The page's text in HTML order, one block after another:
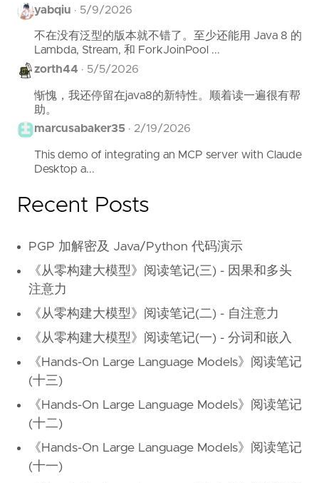
yabqiu · 5/9/2026
不在没有泛型的版本就不错了。至少还能用 Java 8 的
Lambda, Stream, 和 ForkJoinPool ...
zorth44 · 5/5/2026
惭愧，我还停留在java8的新特性。顺着读一遍很有帮
助。
marcusabaker35 · 2/19/2026
This demo of integrating an MCP server with Claude
Desktop a...
Recent Posts
PGP 加解密及 Java/Python 代码演示
《从零构建大模型》阅读笔记(三) - 因果和多头
注意力
《从零构建大模型》阅读笔记(二) - 自注意力
《从零构建大模型》阅读笔记(一) - 分词和嵌入
《Hands-On Large Language Models》阅读笔记
(十三)
《Hands-On Large Language Models》阅读笔记
(十二)
《Hands-On Large Language Models》阅读笔记
(十一)